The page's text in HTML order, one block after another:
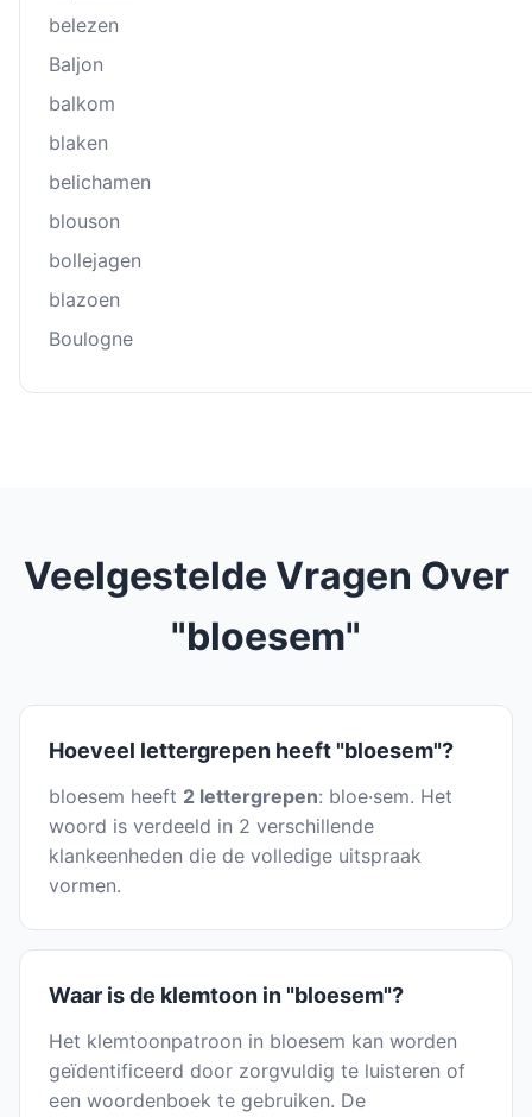
belezen
Baljon
balkom
blaken
belichamen
blouson
bollejagen
blazoen
Boulogne
Veelgestelde Vragen Over
"bloesem"
Hoeveel lettergrepen heeft "bloesem"?
bloesem heeft 2 lettergrepen: bloe·sem. Het
woord is verdeeld in 2 verschillende
klankeenheden die de volledige uitspraak
vormen.
Waar is de klemtoon in "bloesem"?
Het klemtoonpatroon in bloesem kan worden
geïdentificeerd door zorgvuldig te luisteren of
een woordenboek te gebruiken. De